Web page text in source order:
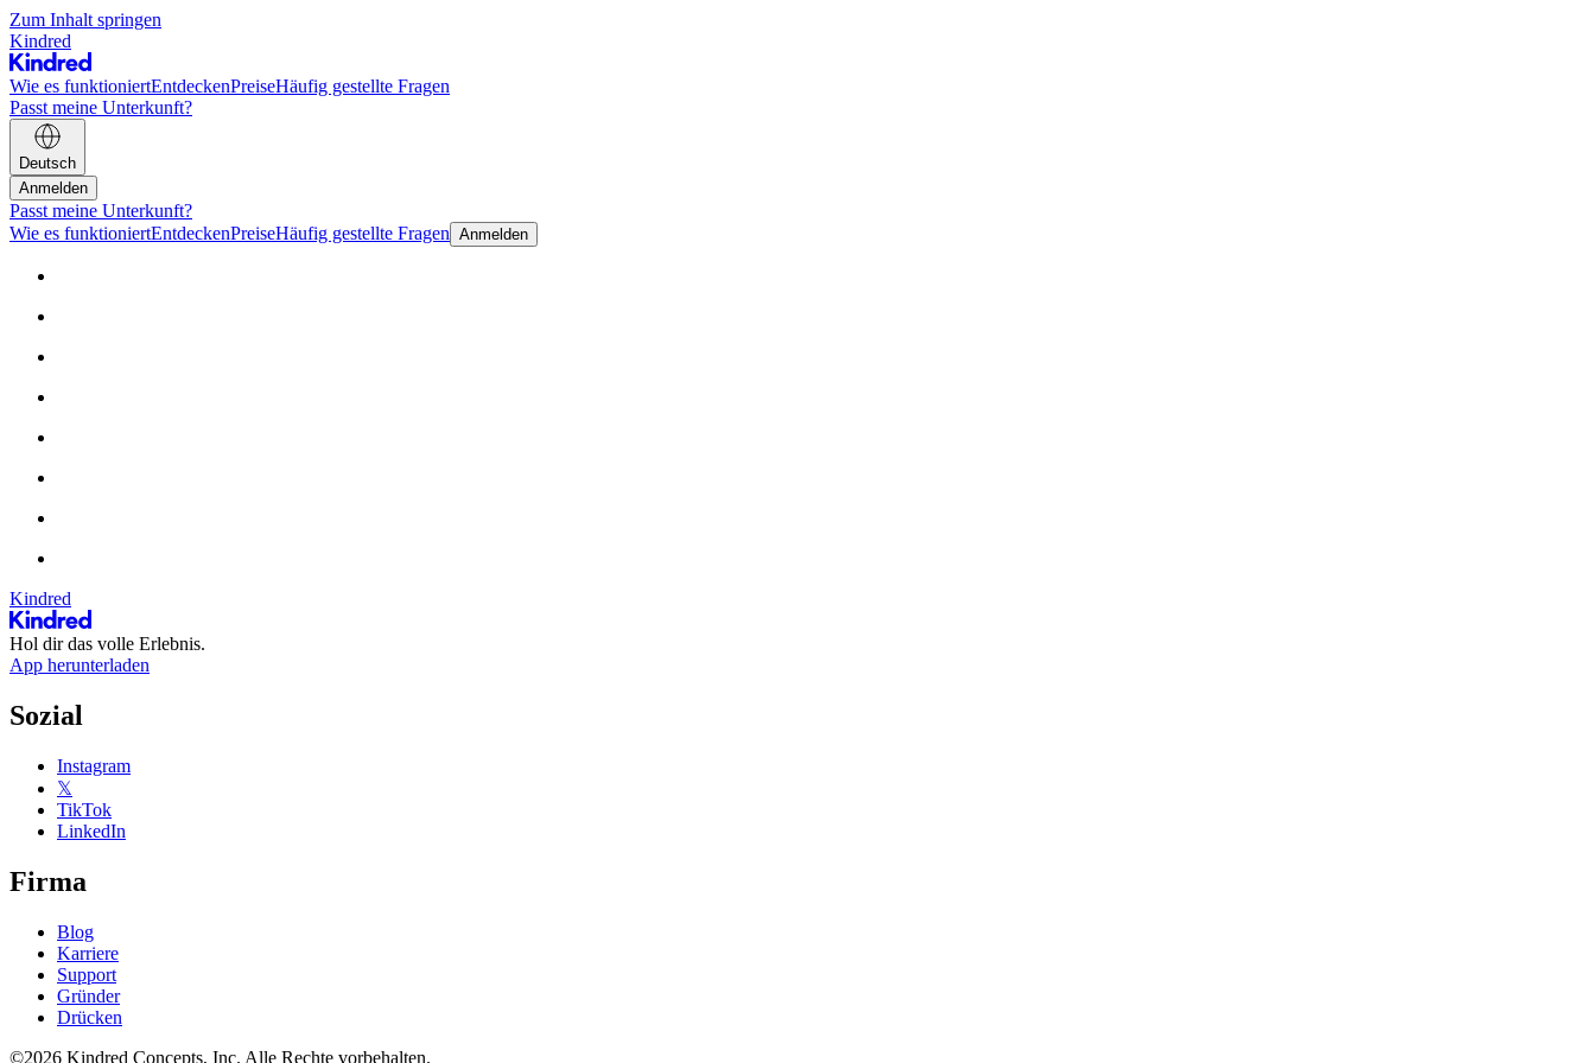
Zum Inhalt springen
Kindred
Wie es funktioniertEntdeckenPreiseHäufig gestellte Fragen
Passt meine Unterkunft?
Deutsch
Anmelden
Passt meine Unterkunft?
Wie es funktioniertEntdeckenPreiseHäufig gestellte Fragen Anmelden
Kindred
Hol dir das volle Erlebnis.
App herunterladen
Sozial
Instagram
𝕏
TikTok
LinkedIn
Firma
Blog
Karriere
Support
Gründer
Drücken
©2026 Kindred Concepts, Inc. Alle Rechte vorbehalten.